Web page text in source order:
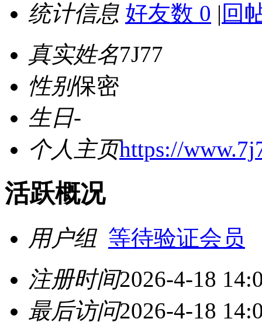
统计信息 好友数 0 | 回
真实姓名7J77
性别保密
生日-
个人主页https://
活跃概况
用户组 等待验证会员
注册时间2026-4-18
最后访问2026-4-18